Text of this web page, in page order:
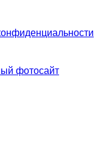
фотосайт